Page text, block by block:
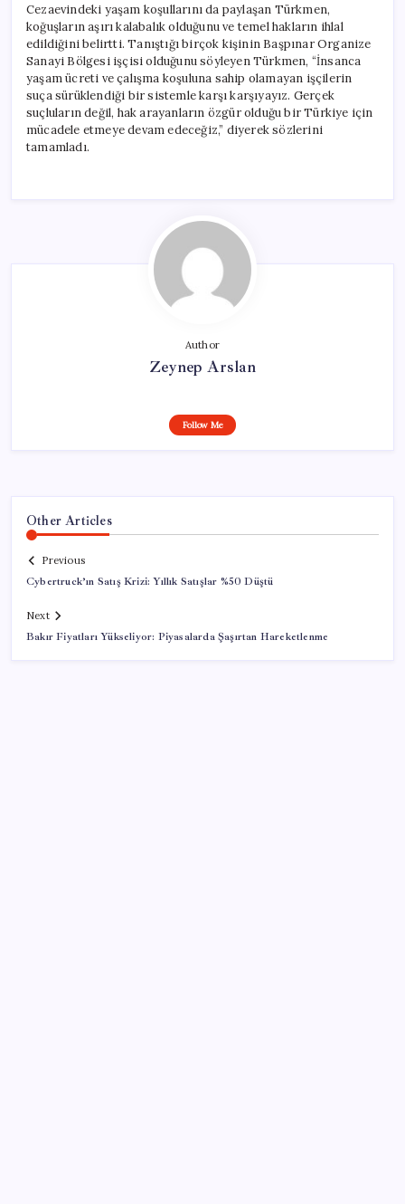
Cezaevindeki yaşam koşullarını da paylaşan Türkmen,
koğuşların aşırı kalabalık olduğunu ve temel hakların ihlal
edildiğini belirtti. Tanıştığı birçok kişinin Başpınar Organize
Sanayi Bölgesi işçisi olduğunu söyleyen Türkmen, “İnsanca
yaşam ücreti ve çalışma koşuluna sahip olamayan işçilerin
suça sürüklendiği bir sistemle karşı karşıyayız. Gerçek
suçluların değil, hak arayanların özgür olduğu bir Türkiye için
mücadele etmeye devam edeceğiz,” diyerek sözlerini
tamamladı.
Author
Zeynep Arslan
Follow Me
Other Articles
Previous
Cybertruck’ın Satış Krizi: Yıllık Satışlar %50 Düştü
Next
Bakır Fiyatları Yükseliyor: Piyasalarda Şaşırtan Hareketlenme